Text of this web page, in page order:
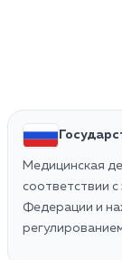
Медицинская
соответствии
Федерации и